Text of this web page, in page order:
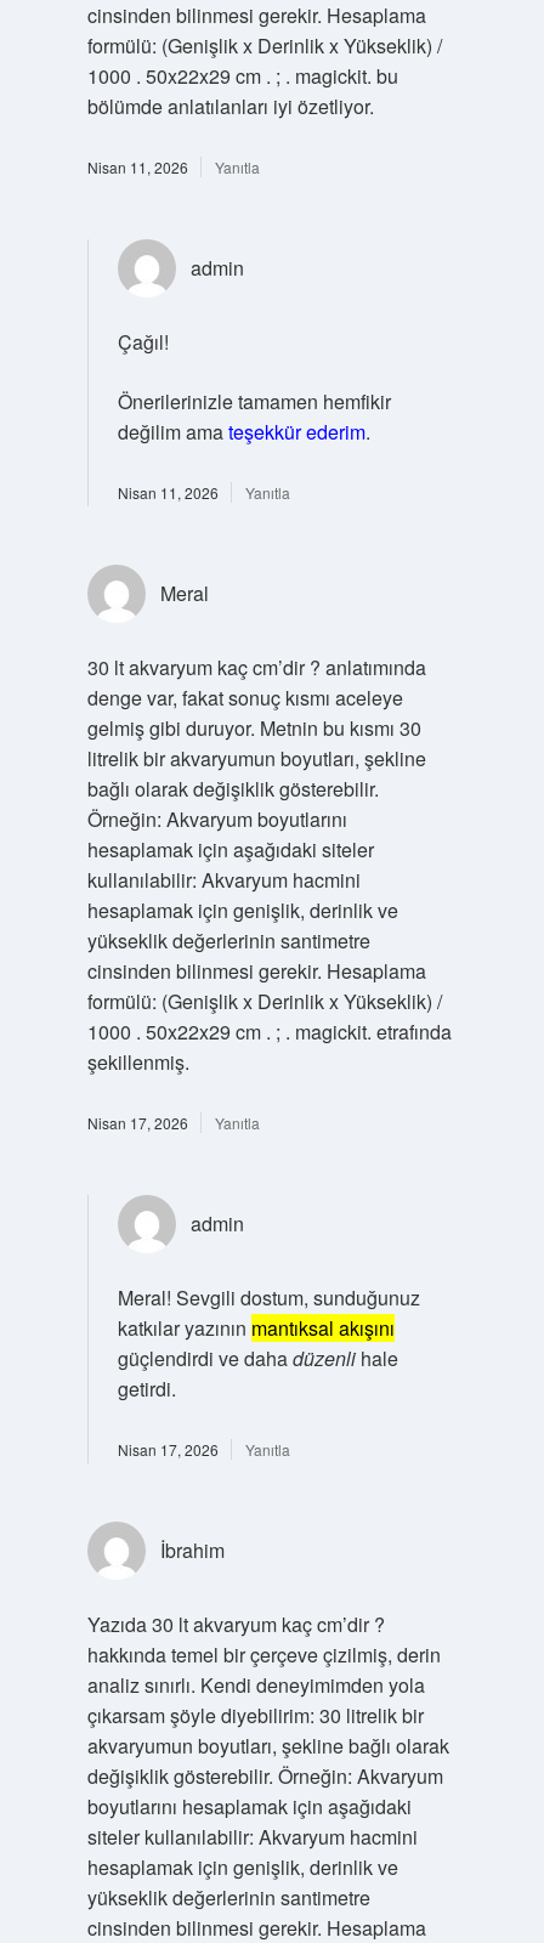
cinsinden bilinmesi gerekir. Hesaplama
formülü: (Genişlik x Derinlik x Yükseklik) /
1000 . 50x22x29 cm . ; . magickit. bu
bölümde anlatılanları iyi özetliyor.
Nisan 11, 2026 Yanıtla
admin
Çağıl!
Önerilerinizle tamamen hemfikir
değilim amateşekkür ederim.
Nisan 11, 2026 Yanıtla
Meral
30 lt akvaryum kaç cm’dir ? anlatımında
denge var, fakat sonuç kısmı aceleye
gelmiş gibi duruyor. Metnin bu kısmı 30
litrelik bir akvaryumun boyutları, şekline
bağlı olarak değişiklik gösterebilir.
Örneğin: Akvaryum boyutlarını
hesaplamak için aşağıdaki siteler
kullanılabilir: Akvaryum hacmini
hesaplamak için genişlik, derinlik ve
yükseklik değerlerinin santimetre
cinsinden bilinmesi gerekir. Hesaplama
formülü: (Genişlik x Derinlik x Yükseklik) /
1000 . 50x22x29 cm . ; . magickit. etrafında
şekillenmiş.
Nisan 17, 2026 Yanıtla
admin
Meral! Sevgili dostum, sunduğunuz
katkılar yazının mantıksal akışını
güçlendirdi ve dahadüzenlihale
getirdi.
Nisan 17, 2026 Yanıtla
İbrahim
Yazıda 30 lt akvaryum kaç cm’dir ?
hakkında temel bir çerçeve çizilmiş, derin
analiz sınırlı. Kendi deneyimimden yola
çıkarsam şöyle diyebilirim: 30 litrelik bir
akvaryumun boyutları, şekline bağlı olarak
değişiklik gösterebilir. Örneğin: Akvaryum
boyutlarını hesaplamak için aşağıdaki
siteler kullanılabilir: Akvaryum hacmini
hesaplamak için genişlik, derinlik ve
yükseklik değerlerinin santimetre
cinsinden bilinmesi gerekir. Hesaplama